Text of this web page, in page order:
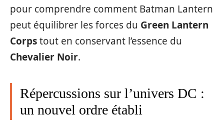
pour comprendre comment Batman Lantern
peut équilibrer les forces du Green Lantern
Corpstout en conservant l’essence du
Chevalier Noir.
Répercussions sur l’univers DC :
un nouvel ordre établi